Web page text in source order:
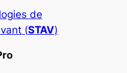
de
(STAV)